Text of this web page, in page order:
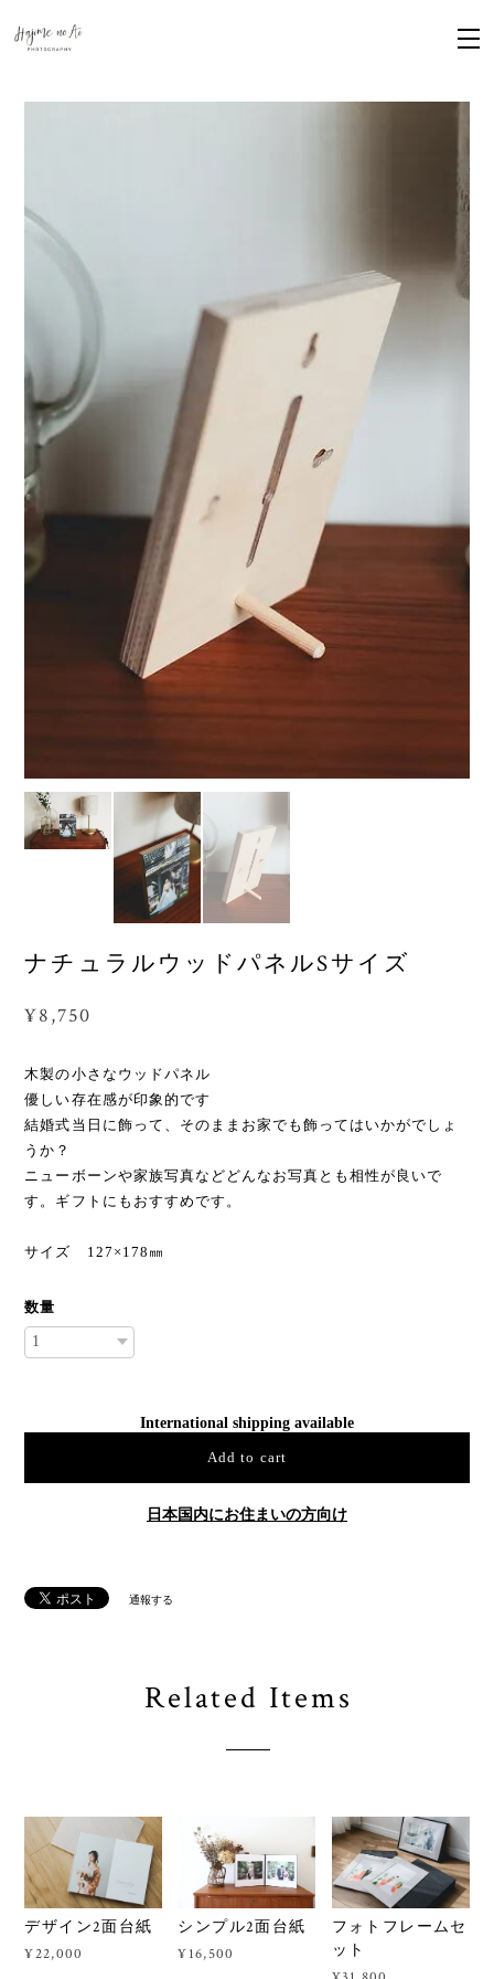
ナチュラルウッドパネルSサイズ
¥8,750
木製の小さなウッドパネル
優しい存在感が印象的です
結婚式当日に飾って、そのままお家でも飾ってはいかがでしょ
うか？
ニューボーンや家族写真などどんなお写真とも相性が良いで
す。ギフトにもおすすめです。
サイズ 127×178㎜
数量
International shipping available
Add to cart
日本国内にお住まいの方向け
通報する
Related Items
デザイン2面台紙
¥22,000
シンプル2面台紙
¥16,500
フォトフレームセ
ット